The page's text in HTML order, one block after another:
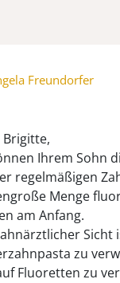
Freundorfer
Brigitte,
Ihrem Sohn
regelmäßigen
Menge
am Anfang.
zu
Fluoretten zu